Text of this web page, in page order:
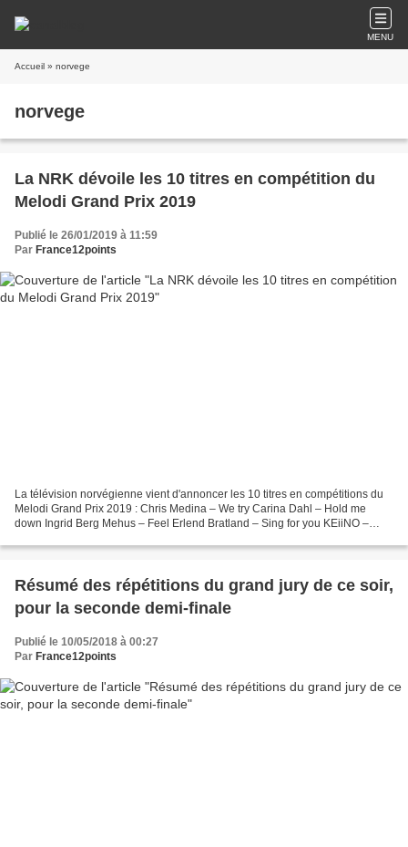
MENU
Accueil » norvege
norvege
La NRK dévoile les 10 titres en compétition du
Melodi Grand Prix 2019
Publié le 26/01/2019 à 11:59
Par France12points
La télévision norvégienne vient d'annoncer les 10 titres en compétitions du
Melodi Grand Prix 2019 : Chris Medina – We try Carina Dahl – Hold me
down Ingrid Berg Mehus – Feel Erlend Bratland – Sing for you KEiiNO –
Résumé des répétitions du grand jury de ce soir,
pour la seconde demi-finale
Publié le 10/05/2018 à 00:27
Par France12points